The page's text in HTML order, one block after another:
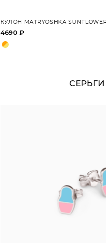
КУЛОН MATRYOSHKA
4690 ₽
СЕРЬГИ